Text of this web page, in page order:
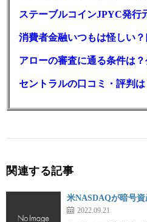
関連する記事
米NASDAQが暗号資
2022.09.21